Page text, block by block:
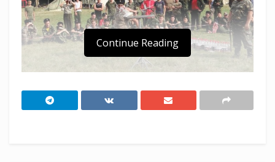
Казаки Приморско-Ахтарского районного
Continue Reading